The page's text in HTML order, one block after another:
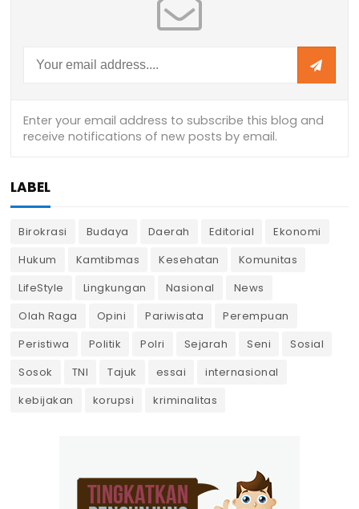
LABEL
Birokrasi Budaya Daerah Editorial
Ekonomi
Hukum
Kamtibmas Kesehatan
Komunitas
LifeStyle
Lingkungan Nasional
News
Olah Raga
Opini Pariwisata
Perempuan
Peristiwa
Politik Polri Sejarah Seni
Sosial
Sosok
TNI Tajuk essai
internasional
kebijakan
korupsi kriminalitas